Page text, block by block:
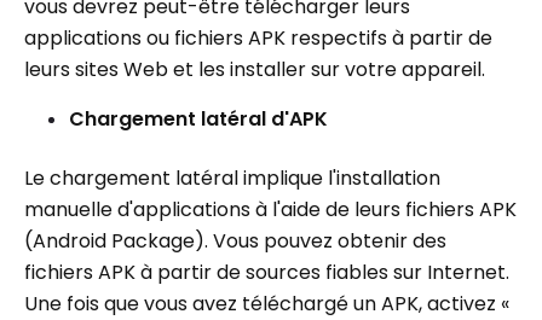
vous devrez peut-être télécharger leurs
applications ou fichiers APK respectifs à partir de
leurs sites Web et les installer sur votre appareil.
Chargement latéral d'APK
Le chargement latéral implique l'installation
manuelle d'applications à l'aide de leurs fichiers APK
(Android Package). Vous pouvez obtenir des
fichiers APK à partir de sources fiables sur Internet.
Une fois que vous avez téléchargé un APK, activez «